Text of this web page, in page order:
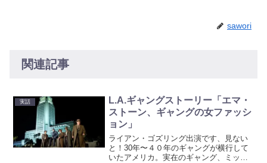
sawori
関連記事
実話
L.A.ギャングストーリー「エマ・
ストーン、ギャングの女ファッシ
ョン」
ライアン・ゴズリング出演です、見ない
と！30年〜４０年のギャングが横行して
いたアメリカ。実在のギャング、ミッキ